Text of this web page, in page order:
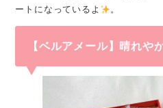
ートになっているよ
。
【ベルアメール】晴れ